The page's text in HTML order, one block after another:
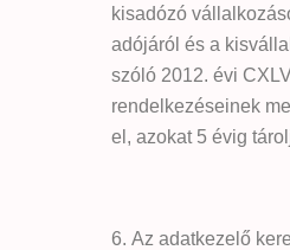
kisadózó
adójáról és a
szóló 2012. évi
rendelkezéseinek
el, azokat 5 évig
Az adatkezelő